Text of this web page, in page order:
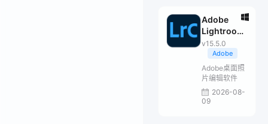
Adobe
Lightroom
Classic
2026
v15.5.0
Adobe
Adobe桌面照
片编辑软件
2026-08-
09